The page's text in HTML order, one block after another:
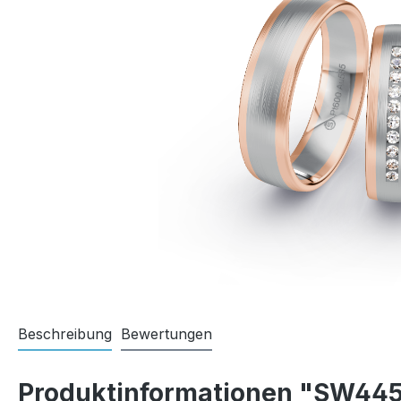
Beschreibung Bewertungen
Produktinformationen